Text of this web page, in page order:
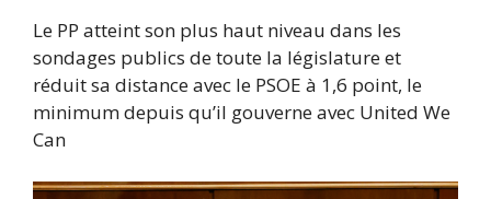
Le PP atteint son plus haut niveau dans les
sondages publics de toute la législature et
réduit sa distance avec le PSOE à 1,6 point, le
minimum depuis qu’il gouverne avec United We
Can